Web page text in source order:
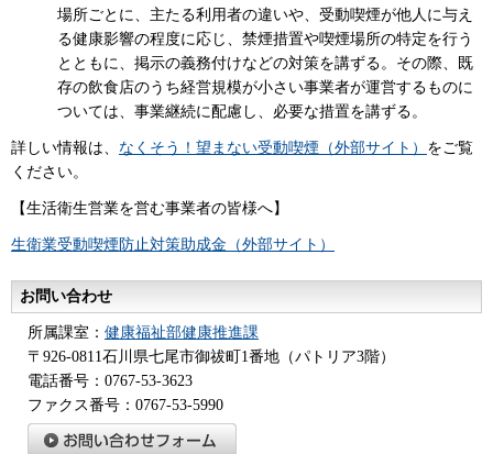
場所ごとに、主たる利用者の違いや、受動喫煙が他人に与え
る健康影響の程度に応じ、禁煙措置や喫煙場所の特定を行う
とともに、掲示の義務付けなどの対策を講ずる。その際、既
存の飲食店のうち経営規模が小さい事業者が運営するものに
ついては、事業継続に配慮し、必要な措置を講ずる。
詳しい情報は、 なくそう！望まない受動喫煙（外部サイト） をご覧
ください。
【生活衛生営業を営む事業者の皆様へ】
生衛業受動喫煙防止対策助成金（外部サイト）
お問い合わせ
所属課室： 健康福祉部健康推進課
〒926-0811石川県七尾市御祓町1番地（パトリア3階）
電話番号：0767-53-3623
ファクス番号：0767-53-5990